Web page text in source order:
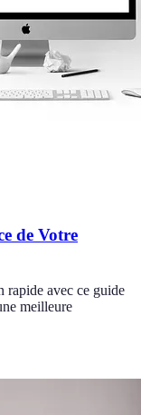
de Votre
rapide avec ce guide
meilleure